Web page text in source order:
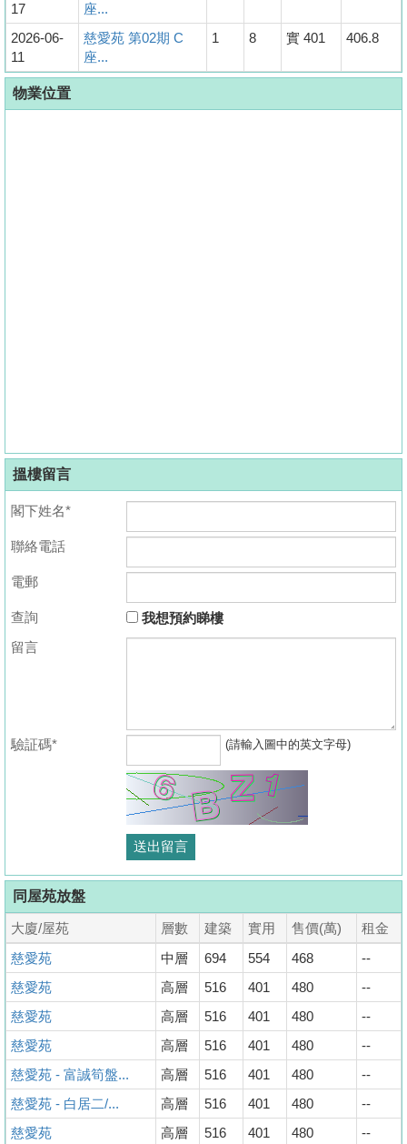
17
座...
2026-06-
11
慈愛苑 第02期 C
座...
1 8 實 401 406.8
物業位置
搵樓留言
閣下姓名*
聯絡電話
電郵
查詢
我想預約睇樓
留言
驗証碼* (請輸入圖中的英文字母)
同屋苑放盤
大廈/屋苑 層數 建築 實用 售價(萬)
租金
慈愛苑
中層 694 554 468
--
慈愛苑
高層 516 401 480
--
慈愛苑
高層 516 401 480
--
慈愛苑
高層 516 401 480
--
慈愛苑 - 富誠筍盤...
高層 516 401 480
--
慈愛苑 - 白居二/...
高層 516 401 480
--
慈愛苑
高層 516 401 480 --